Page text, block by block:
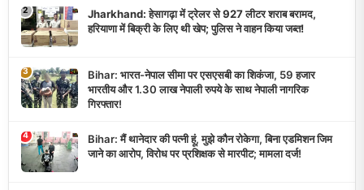
2
Jharkhand: हेसागढ़ा में ट्रेलर से 927 लीटर शराब बरामद,
हरियाणा में बिक्री के लिए थी खेप; पुलिस ने वाहन किया जब्त!
3
Bihar: भारत-नेपाल सीमा पर एसएसबी का शिकंजा, 59 हजार
भारतीय और 1.30 लाख नेपाली रुपये के साथ नेपाली नागरिक
गिरफ्तार!
4
Bihar: मैं थानेदार की पत्नी हूं, मुझे कौन रोकेगा, बिना एडमिशन जिम
जाने का आरोप, विरोध पर प्रशिक्षक से मारपीट; मामला दर्ज!